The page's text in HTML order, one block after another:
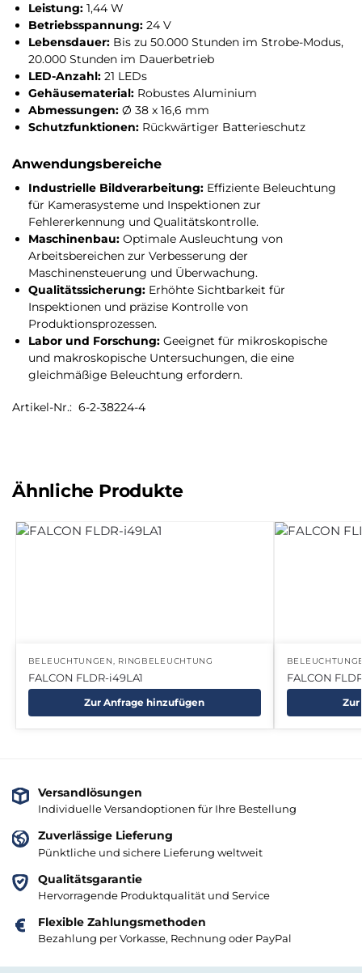
Leistung: 1,44 W
Betriebsspannung: 24 V
Lebensdauer: Bis zu 50.000 Stunden im Strobe-Modus,
20.000 Stunden im Dauerbetrieb
LED-Anzahl: 21 LEDs
Gehäusematerial: Robustes Aluminium
Abmessungen: Ø 38 x 16,6 mm
Schutzfunktionen: Rückwärtiger Batterieschutz
Anwendungsbereiche
Industrielle Bildverarbeitung: Effiziente Beleuchtung
für Kamerasysteme und Inspektionen zur
Fehlererkennung und Qualitätskontrolle.
Maschinenbau: Optimale Ausleuchtung von
Arbeitsbereichen zur Verbesserung der
Maschinensteuerung und Überwachung.
Qualitätssicherung: Erhöhte Sichtbarkeit für
Inspektionen und präzise Kontrolle von
Produktionsprozessen.
Labor und Forschung: Geeignet für mikroskopische
und makroskopische Untersuchungen, die eine
gleichmäßige Beleuchtung erfordern.
Artikel-Nr.: 6-2-38224-4
Ähnliche Produkte
BELEUCHTUNGEN, RINGBELEUCHTUNG
FALCON FLDR-i49LA1
Zur Anfrage hinzufügen
FALCON
Versandlösungen
Individuelle Versandoptionen für Ihre Bestellung
Zuverlässige Lieferung
Pünktliche und sichere Lieferung weltweit
Qualitätsgarantie
Hervorragende Produktqualität und Service
Flexible Zahlungsmethoden
Bezahlung per Vorkasse, Rechnung oder PayPal